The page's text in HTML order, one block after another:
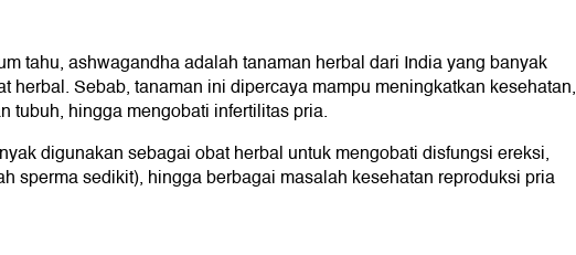
tahu, ashwagandha adalah tanaman herbal dari India yang banyak
herbal. Sebab, tanaman ini dipercaya mampu meningkatkan kesehatan,
tubuh, hingga mengobati infertilitas pria.
digunakan sebagai obat herbal untuk mengobati disfungsi ereksi,
sperma sedikit), hingga berbagai masalah kesehatan reproduksi pria